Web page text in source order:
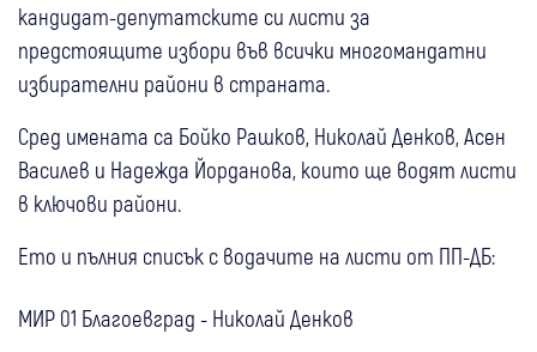
кандидат-депутатските си листи за
предстоящите избори във всички многомандатни
избирателни райони в страната.
Сред имената са Бойко Рашков, Николай Денков, Асен
Василев и Надежда Йорданова, които ще водят листи
в ключови райони.
Ето и пълния списък с водачите на листи от ПП-ДБ:
МИР 01 Благоевград - Николай Денков